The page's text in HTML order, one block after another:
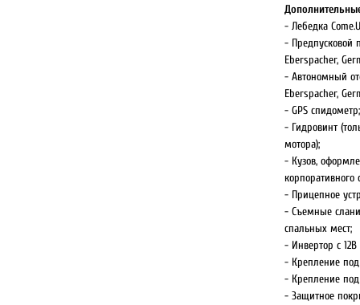
- Лебедка
- Предпусковой
Eberspacher,
- Автономный
Eberspacher,
- GPS спидометр;
- Гидровинт
мотора);
- Кузов,
корпоративного
- Прицепное
- Съемные
спальных мест;
- Инвертор с 12В
- Крепление под
- Крепление под
- Защитное